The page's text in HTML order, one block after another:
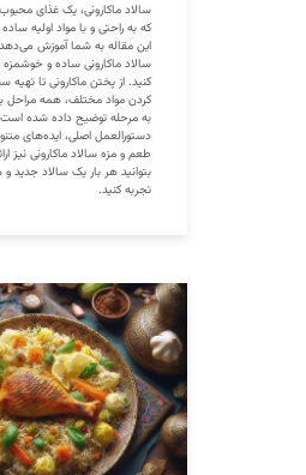
سالاد ماکارونی، یک غذای
که به راحتی و با مواد اولیه
این مقاله به شما آموزش
سالاد ماکارونی ساده و
کنید. از پختن ماکارونی تا
کردن مواد مختلف، همه مراحل
به مرحله توضیح داده شده است.
دستورالعمل اصلی، ایده‌های
طعم و مزه سالاد ماکارونی نیز
بتوانید هر بار یک سالاد جدید و
تجربه کنید.